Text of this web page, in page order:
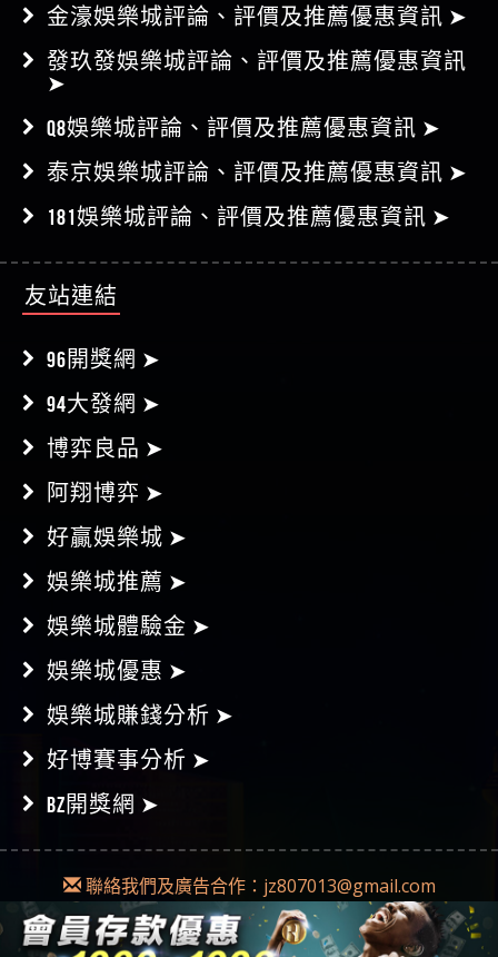
金濠娛樂城評論、評價及推薦優惠資訊 ➤
發玖發娛樂城評論、評價及推薦優惠資訊
➤
Q8娛樂城評論、評價及推薦優惠資訊 ➤
泰京娛樂城評論、評價及推薦優惠資訊 ➤
181娛樂城評論、評價及推薦優惠資訊 ➤
友站連結
96開獎網 ➤
94大發網 ➤
博弈良品 ➤
阿翔博弈 ➤
好贏娛樂城 ➤
娛樂城推薦 ➤
娛樂城體驗金 ➤
娛樂城優惠 ➤
娛樂城賺錢分析 ➤
好博賽事分析 ➤
BZ開獎網 ➤
聯絡我們及廣告合作： jz807013@gmail.com
Copyright © 2018-2019 Diss博弈 網站地圖